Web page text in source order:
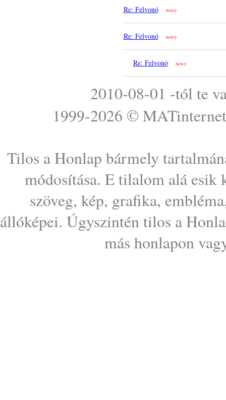
Re: Felvonó nowy
Re: Felvonó nowy
Re: Felvonó nowy
2010-08-01 -tól te
1999-2026 © MATinternet
Tilos a Honlap bármely
módosítása. E tilalom alá esik
szöveg, kép, grafika,
állóképei. Úgyszintén tilos a
más honlapon